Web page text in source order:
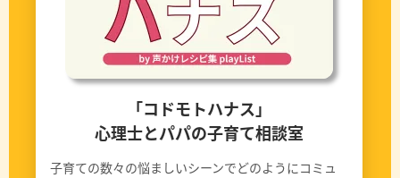
「コドモトハナス」
心理士とパパの子育て相談室
子育ての数々の悩ましいシーンでどのようにコミュ